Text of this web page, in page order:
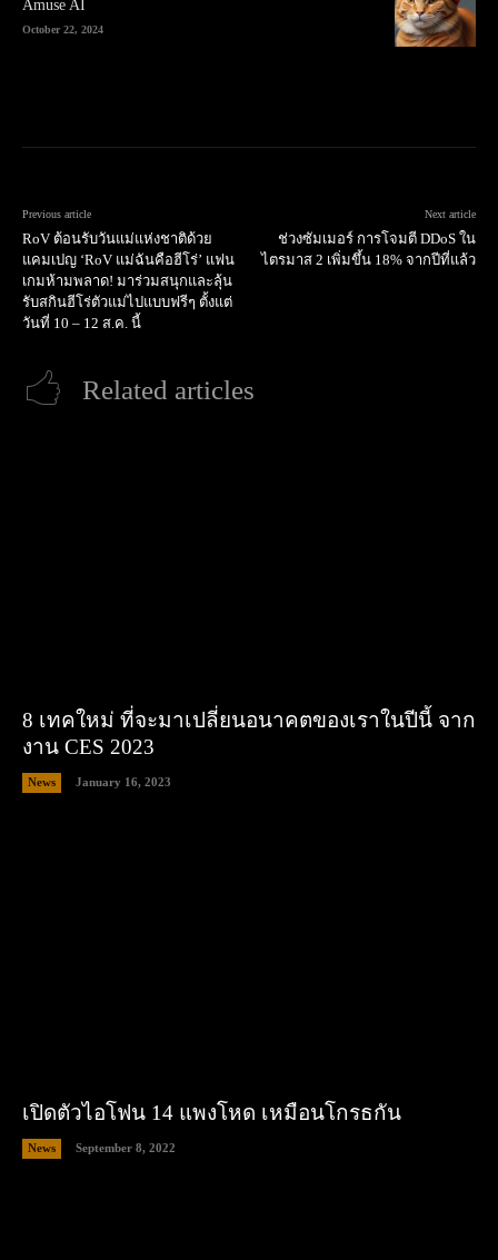
Amuse AI
October 22, 2024
Previous article
RoV ต้อนรับวันแม่แห่งชาติด้วย
แคมเปญ ‘RoV แม่ฉันคือฮีโร่’ แฟน
เกมห้ามพลาด! มาร่วมสนุกและลุ้น
รับสกินฮีโร่ตัวแม่ไปแบบฟรีๆ ตั้งแต่
วันที่ 10 – 12 ส.ค. นี้
Next article
ช่วงซัมเมอร์ การโจมตี DDoS ใน
ไตรมาส 2 เพิ่มขึ้น 18% จากปีที่แล้ว
Related articles
8 เทคใหม่ ที่จะมาเปลี่ยนอนาคตของเราในปีนี้ จาก
งาน CES 2023
News January 16, 2023
เปิดตัวไอโฟน 14 แพงโหด เหมือนโกรธกัน
News September 8, 2022